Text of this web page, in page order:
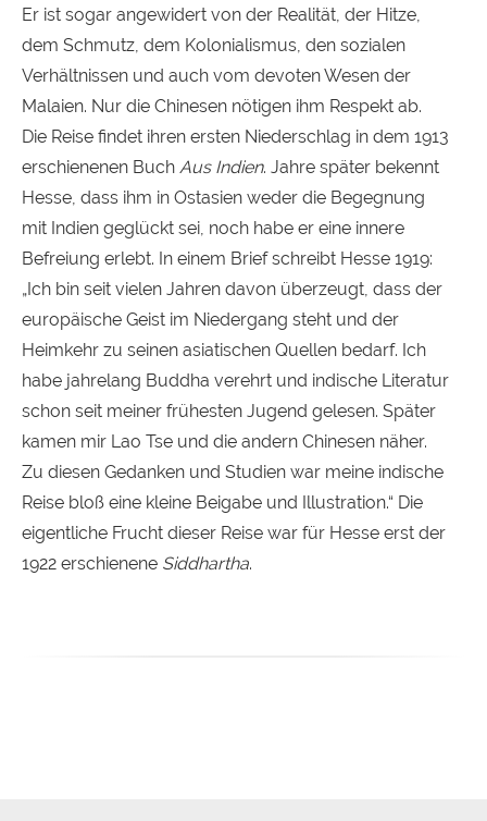
Er ist sogar angewidert von der Realität, der Hitze,
dem Schmutz, dem Kolonialismus, den sozialen
Verhältnissen und auch vom devoten Wesen der
Malaien. Nur die Chinesen nötigen ihm Respekt ab.
Die Reise findet ihren ersten Niederschlag in dem 1913
erschienenen Buch Aus Indien. Jahre später bekennt
Hesse, dass ihm in Ostasien weder die Begegnung
mit Indien geglückt sei, noch habe er eine innere
Befreiung erlebt. In einem Brief schreibt Hesse 1919:
„Ich bin seit vielen Jahren davon überzeugt, dass der
europäische Geist im Niedergang steht und der
Heimkehr zu seinen asiatischen Quellen bedarf. Ich
habe jahrelang Buddha verehrt und indische Literatur
schon seit meiner frühesten Jugend gelesen. Später
kamen mir Lao Tse und die andern Chinesen näher.
Zu diesen Gedanken und Studien war meine indische
Reise bloß eine kleine Beigabe und Illustration.“ Die
eigentliche Frucht dieser Reise war für Hesse erst der
1922 erschienene Siddhartha.